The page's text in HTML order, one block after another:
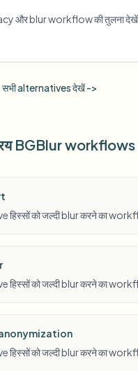
और blur workflow की तुलना
सभी alternatives देखें ->
BGBlur workflows
हिस्सों को जल्दी blur करने का
हिस्सों को जल्दी blur करने का
हिस्सों को जल्दी blur करने का